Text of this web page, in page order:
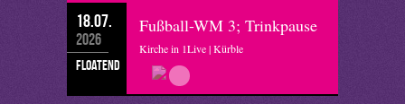
18.07.
2026
floatend
Fußball-WM 3; Trinkpause
Kirche in 1Live | Kürble